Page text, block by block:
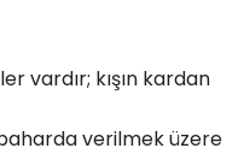
vardır; kışın kardan
verilmek üzere